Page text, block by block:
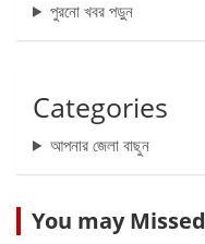
পুরনো খবর পড়ুন
Categories
আপনার জেলা বাছুন
You may Missed